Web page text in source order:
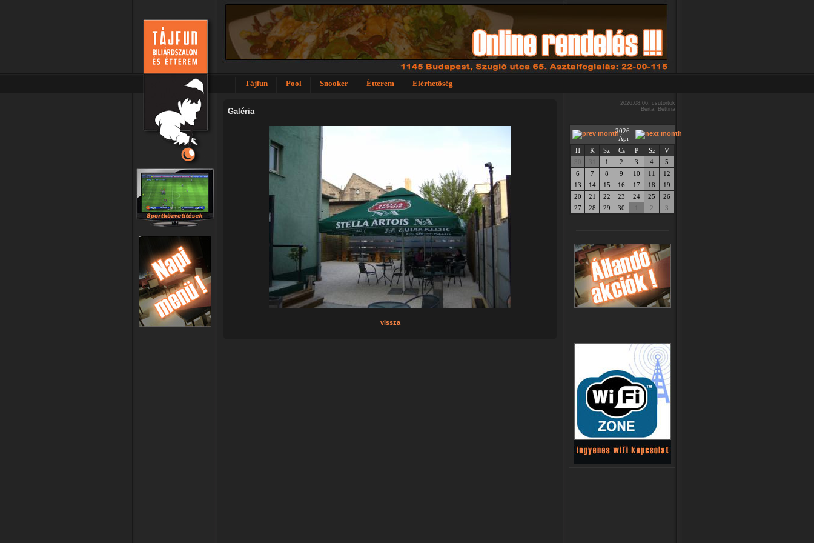
Tájfun Pool Snooker Étterem Elérhetőség
Galéria
vissza
2026.08.06. csütörtök
Berta, Bettina
2026
-Ápr
H
K Sz Cs P Sz
V
1 2 3 4
5
6
7 8 9 10 11
12
13
14 15 16 17 18
19
20
21 22 23 24 25
26
27
28 29 30 2 3